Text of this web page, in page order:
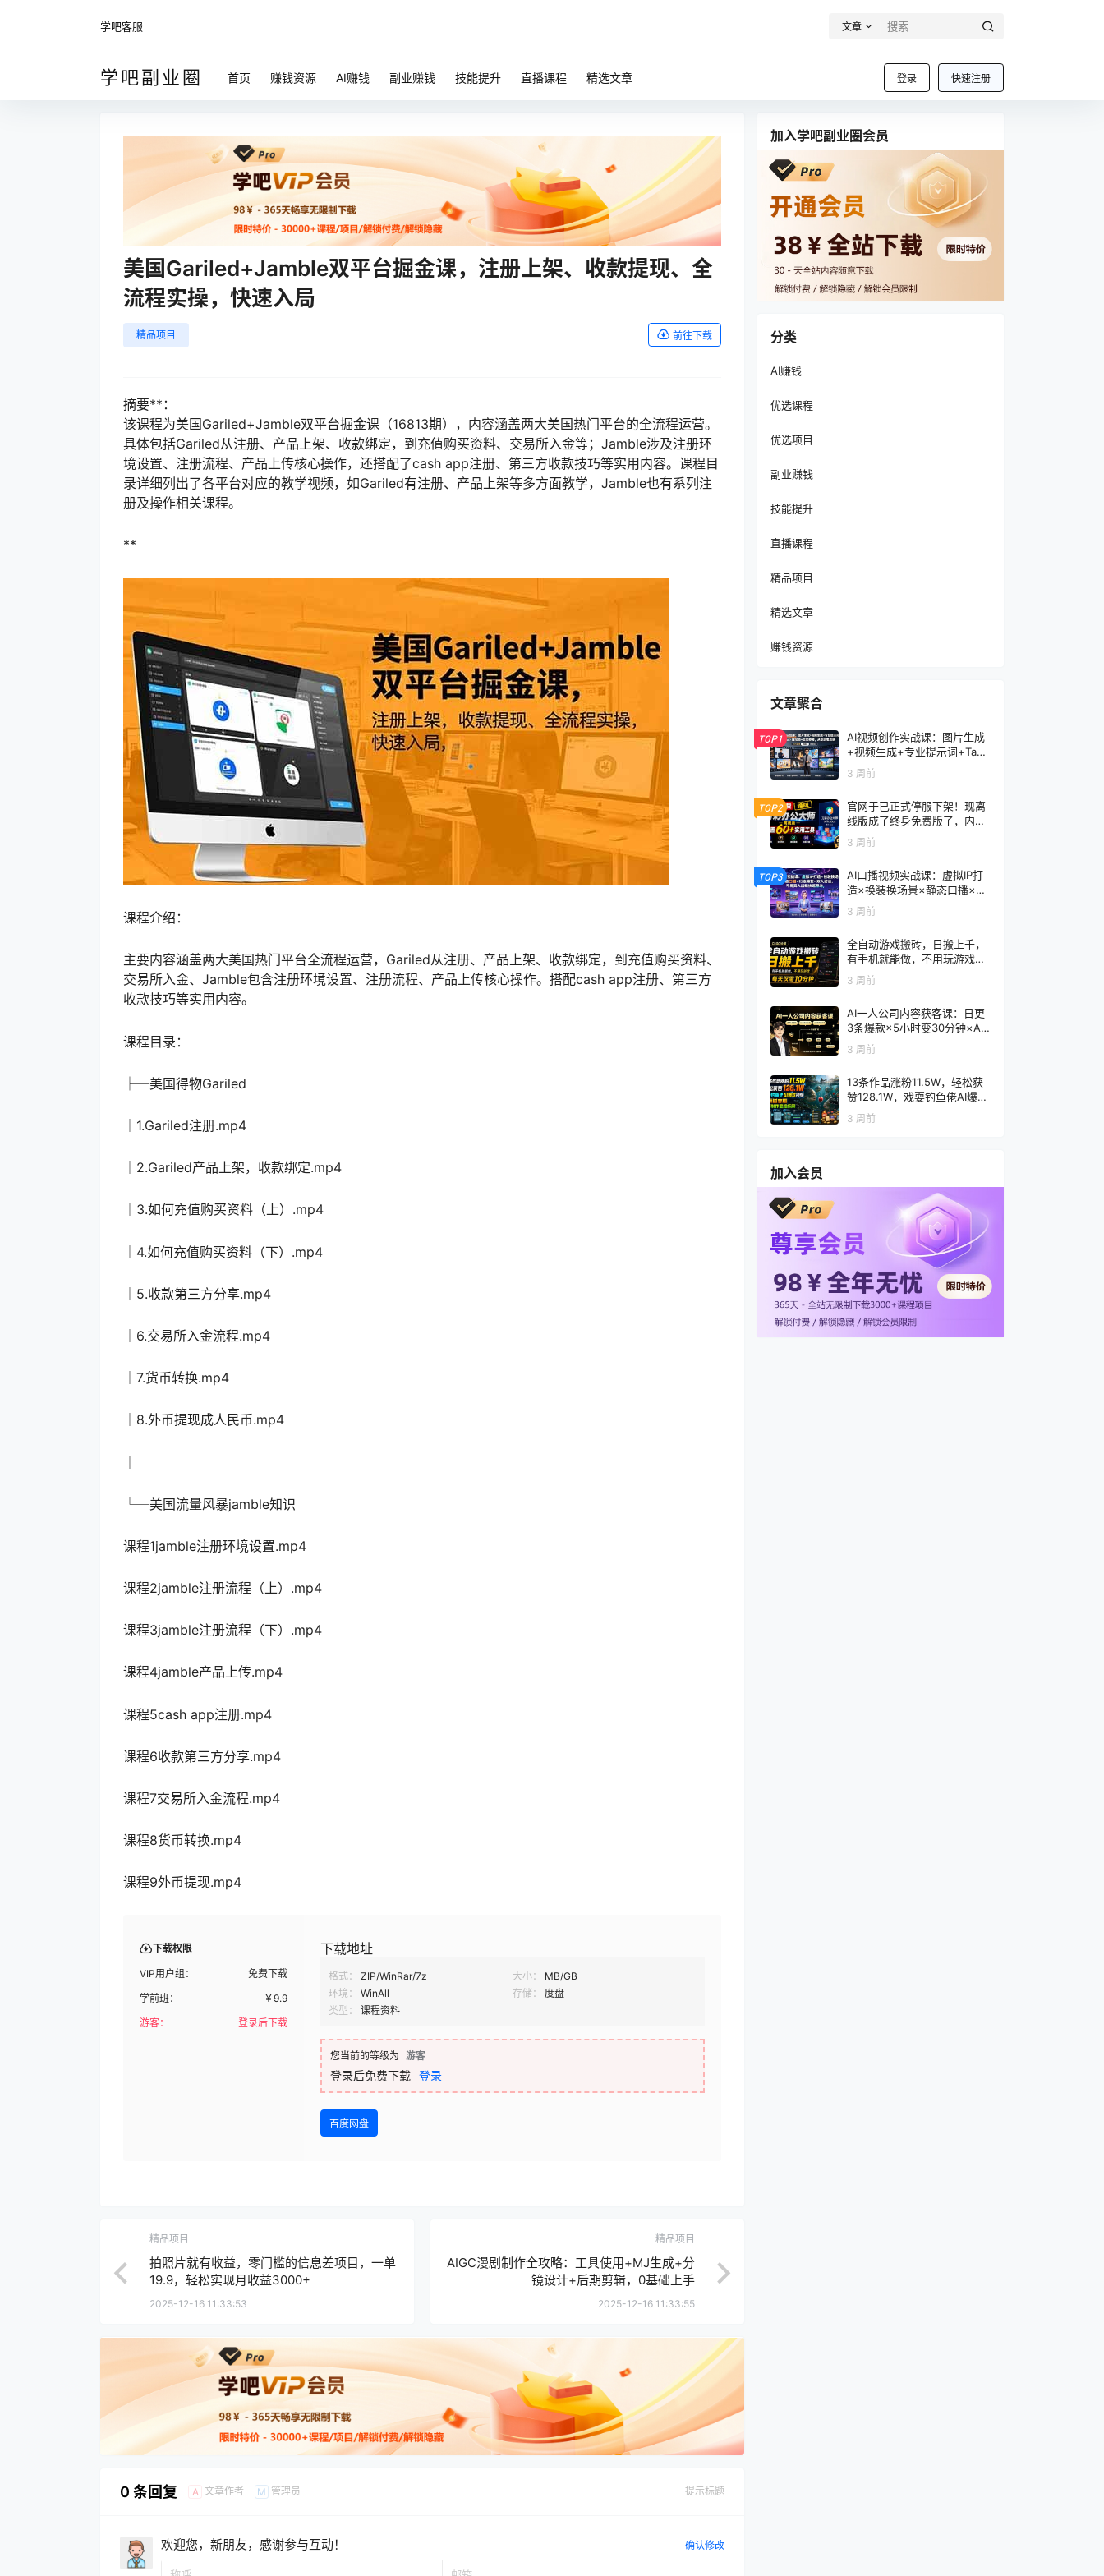
学吧客服 文章
学吧副业圈 登录 快速注册
首页 赚钱资源 AI赚钱 副业赚钱 技能提升 直播课程 精选文章
美国Gariled+Jamble双平台掘金课，注册上架、收款提现、全
流程实操，快速入局
精品项目 前往下载
摘要**：
该课程为美国Gariled+Jamble双平台掘金课（16813期），内容涵盖两大美国热门平台的全流程运营。
具体包括Gariled从注册、产品上架、收款绑定，到充值购买资料、交易所入金等；Jamble涉及注册环
境设置、注册流程、产品上传核心操作，还搭配了cash app注册、第三方收款技巧等实用内容。课程目
录详细列出了各平台对应的教学视频，如Gariled有注册、产品上架等多方面教学，Jamble也有系列注
册及操作相关课程。
**
课程介绍：
主要内容涵盖两大美国热门平台全流程运营，Gariled从注册、产品上架、收款绑定，到充值购买资料、
交易所入金、Jamble包含注册环境设置、注册流程、产品上传核心操作。搭配cash app注册、第三方
收款技巧等实用内容。
课程目录：
├─美国得物Gariled
│1.Gariled注册.mp4
│2.Gariled产品上架，收款绑定.mp4
│3.如何充值购买资料（上）.mp4
│4.如何充值购买资料（下）.mp4
│5.收款第三方分享.mp4
│6.交易所入金流程.mp4
│7.货币转换.mp4
│8.外币提现成人民币.mp4
└─美国流量风暴jamble知识
课程1jamble注册环境设置.mp4
课程2jamble注册流程（上）.mp4
课程3jamble注册流程（下）.mp4
课程4jamble产品上传.mp4
课程5cash app注册.mp4
课程6收款第三方分享.mp4
课程7交易所入金流程.mp4
课程8货币转换.mp4
课程9外币提现.mp4
下载权限
VIP用户组：
免费下载
学前班：
￥9.9
游客：
登录后下载
下载地址
格式： ZIP/WinRar/7z 大小：
MB/GB
环境：
WinAll 存储：
度盘
类型：
课程资料
您当前的等级为 游客
登录后免费下载 登录
百度网盘
精品项目
拍照片就有收益，零门槛的信息差项目，一单
19.9，轻松实现月收益3000+
2025-12-16 11:33:53
精品项目
AIGC漫剧制作全攻略：工具使用+MJ生成+分
镜设计+后期剪辑，0基础上手
2025-12-16 11:33:55
0 条回复 A 文章作者 M 管理员 提示标题
欢迎您，新朋友，感谢参与互动！ 确认修改
加入学吧副业圈会员
分类
AI赚钱
优选课程
优选项目
副业赚钱
技能提升
直播课程
精品项目
精选文章
赚钱资源
文章聚合
TOP1
AI视频创作实战课：图片生成
+视频生成+专业提示词+TapN
ow×首尾帧+全能参考，从零
到电影感成片
3 周前
TOP2
官网于已正式停服下架！现离
线版成了终身免费版了，内置
60+实用工具 万彩办公大师离
线版 OfficeBox
3 周前
TOP3
AI口播视频实战课：虚拟IP打
造×换装换场景×静态口播×行
走带货×双人访谈，不用真人
出镜快速落地
3 周前
全自动游戏搬砖，日搬上千，
有手机就能做，不用玩游戏，
每天仅需10分钟
3 周前
AI一人公司内容获客课：日更
3条爆款×5小时变30分钟×AI
员工自动打工，轻松实现多平
台获客
3 周前
13条作品涨粉11.5W，轻松获
赞128.1W，戏耍钓鱼佬AI爆款
视频，多渠道变现，全套制作
思路拆解
3 周前
加入会员